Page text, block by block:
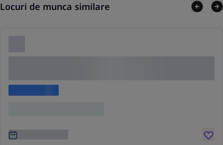
Locuri de munca similare